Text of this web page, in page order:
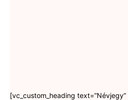
[vc_custom_heading text=”Névjegy”